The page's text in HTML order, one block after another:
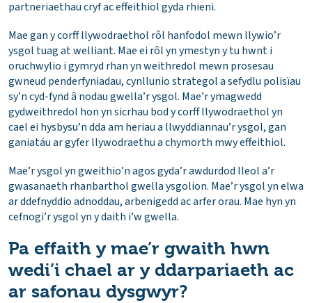
partneriaethau cryf ac effeithiol gyda rhieni.
Mae gan y corff llywodraethol rôl hanfodol mewn llywio’r
ysgol tuag at welliant. Mae ei rôl yn ymestyn y tu hwnt i
oruchwylio i gymryd rhan yn weithredol mewn prosesau
gwneud penderfyniadau, cynllunio strategol a sefydlu polisïau
sy’n cyd-fynd â nodau gwella’r ysgol. Mae’r ymagwedd
gydweithredol hon yn sicrhau bod y corff llywodraethol yn
cael ei hysbysu’n dda am heriau a llwyddiannau’r ysgol, gan
ganiatáu ar gyfer llywodraethu a chymorth mwy effeithiol.
Mae’r ysgol yn gweithio’n agos gyda’r awdurdod lleol a’r
gwasanaeth rhanbarthol gwella ysgolion. Mae’r ysgol yn elwa
ar ddefnyddio adnoddau, arbenigedd ac arfer orau. Mae hyn yn
cefnogi’r ysgol yn y daith i’w gwella.
Pa effaith y mae’r gwaith hwn
wedi’i chael ar y ddarpariaeth ac
ar safonau dysgwyr?